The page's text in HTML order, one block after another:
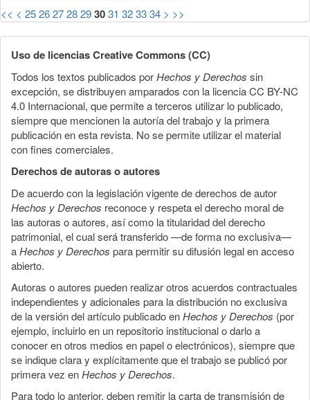
<< < 25262728293031 323334 > >>
Uso de licencias Creative Commons (CC)
Todos los textos publicados porHechos y Derechos sin
excepción, se distribuyen amparados con la licencia CC BY-NC
4.0 Internacional, que permite a terceros utilizar lo publicado,
siempre que mencionen la autoría del trabajo y la primera
publicación en esta revista. No se permite utilizar el material
con fines comerciales.
Derechos de autoras o autores
De acuerdo con la legislación vigente de derechos de autor
Hechos y Derechos reconoce y respeta el derecho moral de
las autoras o autores, así como la titularidad del derecho
patrimonial, el cual será transferido —de forma no exclusiva—
aHechos y Derechos para permitir su difusión legal en acceso
abierto.
Autoras o autores pueden realizar otros acuerdos contractuales
independientes y adicionales para la distribución no exclusiva
de la versión del artículo publicado enHechos y Derechos (por
ejemplo, incluirlo en un repositorio institucional o darlo a
conocer en otros medios en papel o electrónicos), siempre que
se indique clara y explícitamente que el trabajo se publicó por
primera vez enHechos y Derechos.
Para todo lo anterior, deben remitir la carta de transmisión de